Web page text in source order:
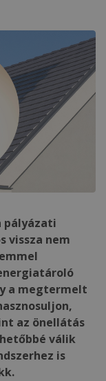
pályázati
vissza nem
a megtermelt
az önellátás
válik
is